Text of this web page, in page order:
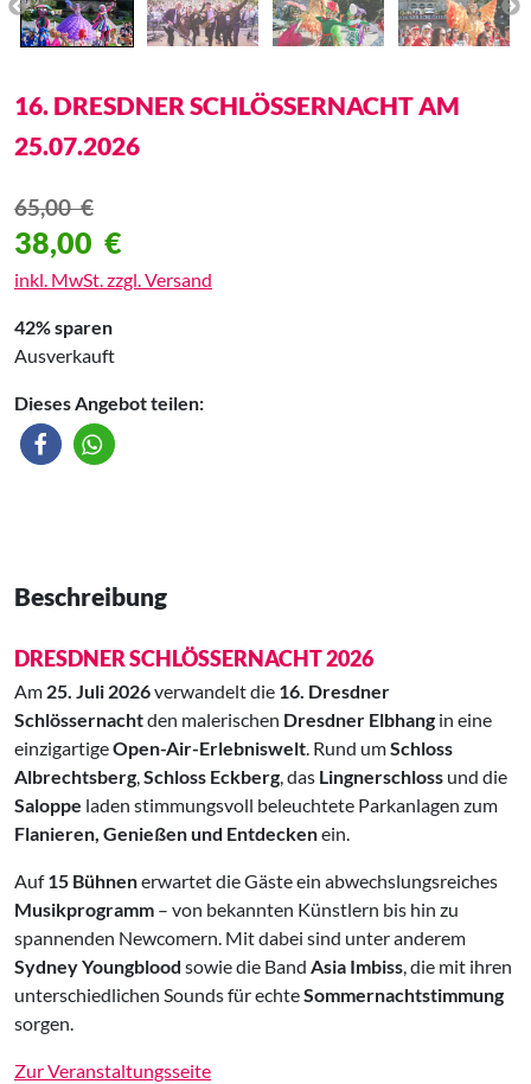
16. DRESDNER SCHLÖSSERNACHT AM
25.07.2026
65,00€
38,00 €
inkl. MwSt. zzgl. Versand
42% sparen
Ausverkauft
Dieses Angebot teilen:
Beschreibung
DRESDNER SCHLÖSSERNACHT 2026
Am 25. Juli 2026verwandelt die 16. Dresdner
Schlössernachtden malerischen Dresdner Elbhang in eine
einzigartigeOpen-Air-Erlebniswelt. Rund umSchloss
Albrechtsberg,Schloss Eckberg, das Lingnerschloss und die
Saloppe laden stimmungsvoll beleuchtete Parkanlagen zum
Flanieren, Genießen und Entdeckenein.
Auf15 Bühnenerwartet die Gäste ein abwechslungsreiches
Musikprogramm – von bekannten Künstlern bis hin zu
spannenden Newcomern. Mit dabei sind unter anderem
Sydney Youngblood sowie die Band Asia Imbiss, die mit ihren
unterschiedlichen Sounds für echteSommernachtstimmung
sorgen.
Zur Veranstaltungsseite